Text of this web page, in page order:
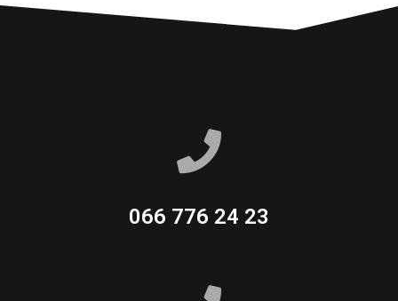
066 776 24 23